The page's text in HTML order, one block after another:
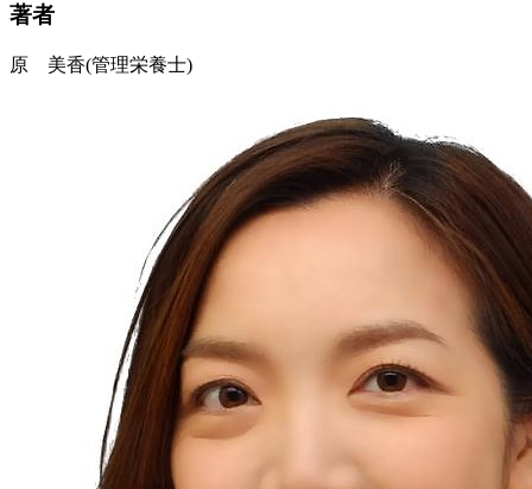
著者
原 美香(管理栄養士)